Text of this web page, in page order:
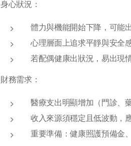
身心狀況：
體力與機能開始下降，可能
心理層面上追求平靜與安全
若配偶健康出狀況，易出現
財務需求：
醫療支出明顯增加（門診、
收入來源須穩定且低波動，
重要準備：健康照護預備金